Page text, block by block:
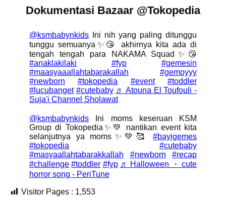
Dokumentasi Bazaar @Tokopedia
@ksmbabynkids Ini nih yang paling ditunggu
tunggu semuanya✨😘 akhirnya kita ada di
tengah tengah para NAKAMA Squad✨😘
#anaklakilaki
#fyp
#gemesin
#maasyaaallahtabarakallah
#gemoyyy
#newborn
#tokopedia #event
#toddler
#lucubanget #cutebaby ♬ Atouna El Toufouli -
Suja'i Channel Sholawat
@ksmbabynkids Ini moms keseruan KSM
Group di Tokopedia✨💚 nantikan event kita
selanjutnya ya moms✨💚🥰 #bayigemes
#tokopedia
#cutebaby
#masyaallahtabarakkallah
#newborn
#recap
#challenge #toddler #fyp ♬ Halloween ・ cute
horror song - PeriTune
Visitor Pages : 1,553